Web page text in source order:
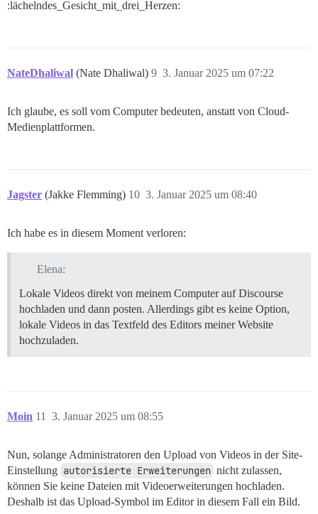
:lächelndes_Gesicht_mit_drei_Herzen:
NateDhaliwal (Nate Dhaliwal) 3. Januar 2025 um 07:22
9
Ich glaube, es soll vom Computer bedeuten, anstatt von Cloud-
Medienplattformen.
Jagster (Jakke Flemming) 3. Januar 2025 um 08:40
10
Ich habe es in diesem Moment verloren:
Elena:
Lokale Videos direkt von meinem Computer auf Discourse
hochladen und dann posten. Allerdings gibt es keine Option,
lokale Videos in das Textfeld des Editors meiner Website
hochzuladen.
Moin 3. Januar 2025 um 08:55
11
Nun, solange Administratoren den Upload von Videos in der Site-
Einstellung autorisierte Erweiterungen nicht zulassen,
können Sie keine Dateien mit Videoerweiterungen hochladen.
Deshalb ist das Upload-Symbol im Editor in diesem Fall ein Bild.